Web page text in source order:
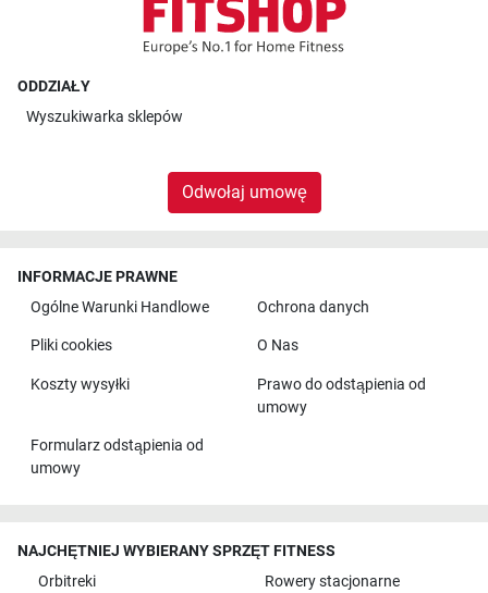
ODDZIAŁY
Wyszukiwarka sklepów
Odwołaj umowę
INFORMACJE PRAWNE
Ogólne Warunki Handlowe
Ochrona danych
Pliki cookies O Nas
Koszty wysyłki
Prawo do odstąpienia od
umowy
Formularz odstąpienia od
umowy
NAJCHĘTNIEJ WYBIERANY SPRZĘT FITNESS
Orbitreki
Rowery stacjonarne